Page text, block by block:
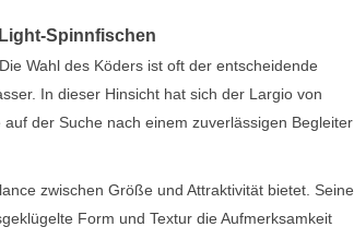
Spinnfischen
Wahl des Köders ist oft der entscheidende
In dieser Hinsicht hat sich der Largio von
der Suche nach einem zuverlässigen Begleiter
zwischen Größe und Attraktivität bietet. Seine
Form und Textur die Aufmerksamkeit